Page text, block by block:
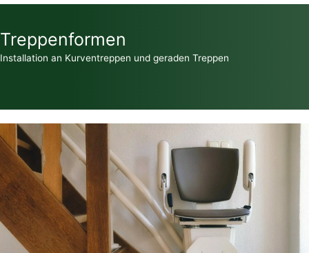
Treppenformen
Installation an Kurventreppen und geraden Treppen